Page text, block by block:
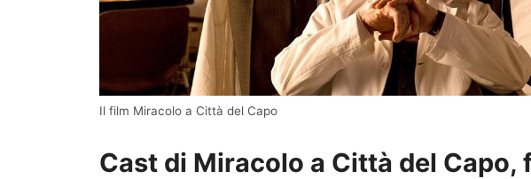
Il film Miracolo a Città del Capo
Cast di Miracolo a Città del Capo,